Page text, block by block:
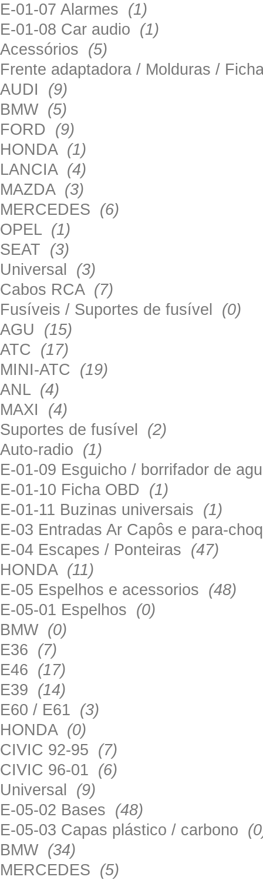
E-01-07 Alarmes (1)
E-01-08 Car audio (1)
Acessórios (5)
Frente adaptadora / Molduras /
AUDI (9)
BMW (5)
FORD (9)
HONDA (1)
LANCIA (4)
MAZDA (3)
MERCEDES (6)
OPEL (1)
SEAT (3)
Universal (3)
Cabos RCA (7)
Fusíveis / Suportes de fusível (0)
AGU (15)
ATC (17)
MINI-ATC (19)
ANL (4)
MAXI (4)
Suportes de fusível (2)
Auto-radio (1)
E-01-09 Esguicho / borrifador de
E-01-10 Ficha OBD (1)
E-01-11 Buzinas universais (1)
E-03 Entradas Ar Capôs e para-
E-04 Escapes / Ponteiras (47)
HONDA (11)
E-05 Espelhos e acessorios (48)
E-05-01 Espelhos (0)
BMW (0)
E36 (7)
E46 (17)
E39 (14)
E60 / E61 (3)
HONDA (0)
CIVIC 92-95 (7)
CIVIC 96-01 (6)
Universal (9)
E-05-02 Bases (48)
E-05-03 Capas plástico / carbono
BMW (34)
MERCEDES (5)